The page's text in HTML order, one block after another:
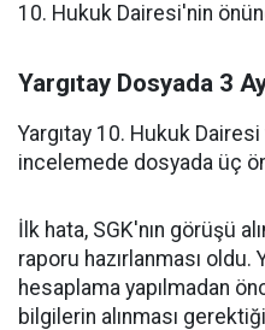
10. Hukuk Dairesi'nin
Yargıtay Dosyada 3
Yargıtay 10. Hukuk Dairesi
incelemede dosyada üç
İlk hata, SGK'nın görüşü
raporu hazırlanması oldu.
hesaplama yapılmadan
bilgilerin alınması